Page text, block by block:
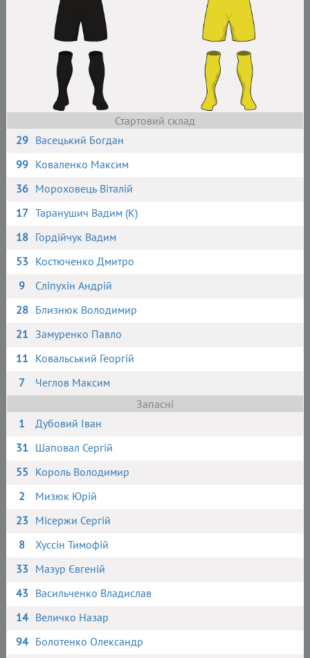
Стартовий склад
29 Васецький Богдан
99 Коваленко Максим
36 Мороховець Віталій
17 Таранушич Вадим (К)
18 Гордійчук Вадим
53 Костюченко Дмитро
9
Сліпухін Андрій
28 Близнюк Володимир
21 Замуренко Павло
11 Ковальський Георгій
7
Чеглов Максим
Запасні
1
Дубовий Іван
31 Шаповал Сергій
55 Король Володимир
2
Мизюк Юрій
23 Місержи Сергій
8
Хуссін Тимофій
33 Мазур Євгеній
43 Васильченко Владислав
14 Величко Назар
94 Болотенко Олександр